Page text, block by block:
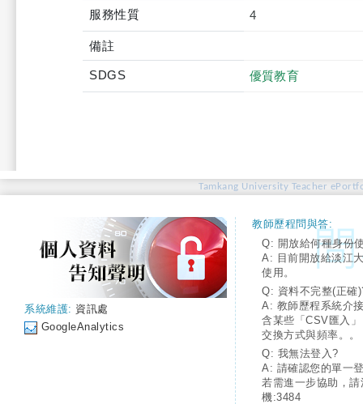
服務性質 4
備註
SDGS 優質教育
Tamkang University Teacher
系統維護: 資訊處
GoogleAnalytics
教師歷程問與答:
Q: 開放給何種身份
A: 目前開放給淡江
使用。
Q: 資料不完整(正確
A: 教師歷程系統介
含某些「CSV匯入
交換方式與頻率。。
Q: 我無法登入?
A: 請確認您的單一
若需進一步協助，
機:3484